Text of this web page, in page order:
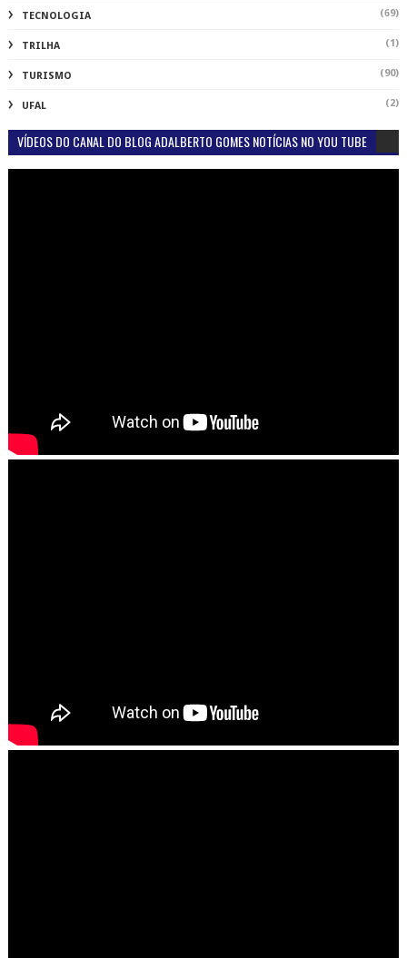
TECNOLOGIA (69)
TRILHA (1)
TURISMO (90)
UFAL (2)
VÍDEOS DO CANAL DO BLOG ADALBERTO GOMES NOTÍCIAS NO YOU TUBE